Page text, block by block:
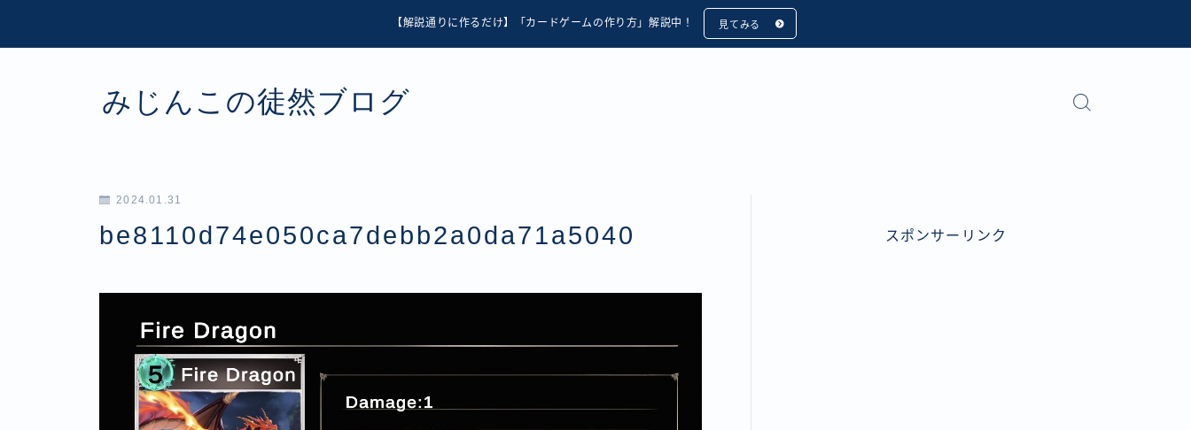
【解説通りに作るだけ】「カードゲームの作り方」解説中！ 見てみる
みじんこの徒然ブログ
2024.01.31
be8110d74e050ca7debb2a0da71a5040 スポンサーリンク